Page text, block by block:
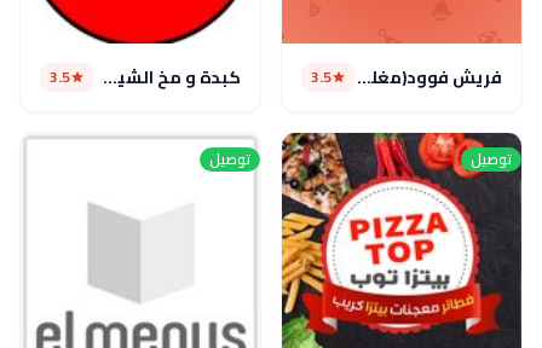
فريش فوود(مغلق) 3.5 كبدة و مخ الشيماء 3.5
توصيل توصيل